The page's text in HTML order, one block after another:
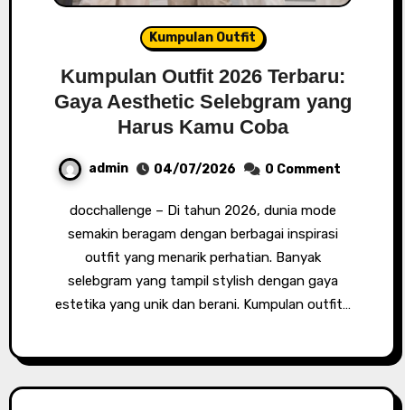
Kumpulan Outfit
Kumpulan Outfit 2026 Terbaru:
Gaya Aesthetic Selebgram yang
Harus Kamu Coba
admin 04/07/2026 0 Comment
docchallenge – Di tahun 2026, dunia mode
semakin beragam dengan berbagai inspirasi
outfit yang menarik perhatian. Banyak
selebgram yang tampil stylish dengan gaya
estetika yang unik dan berani. Kumpulan outfit…